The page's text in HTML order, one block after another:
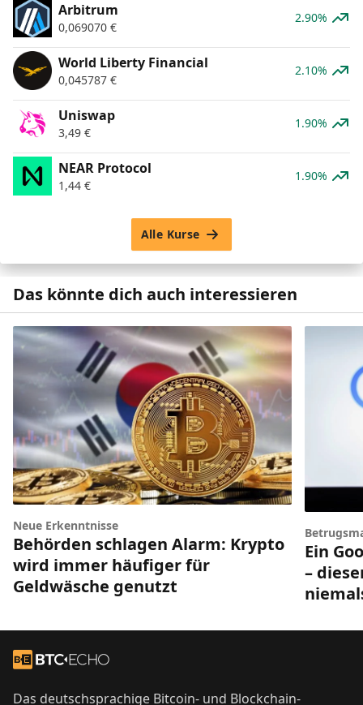
Arbitrum
0,069070 €
2.90%
World Liberty Financial
0,045787 €
2.10%
Uniswap
3,49 €
1.90%
NEAR Protocol
1,44 €
1.90%
Alle Kurse
Das könnte dich auch interessieren
Neue Erkenntnisse
Behörden schlagen Alarm: Krypto
wird immer häufiger für
Geldwäsche genutzt
Ein
–
Zur Startseite
Das deutschsprachige Bitcoin- und Blockchain-